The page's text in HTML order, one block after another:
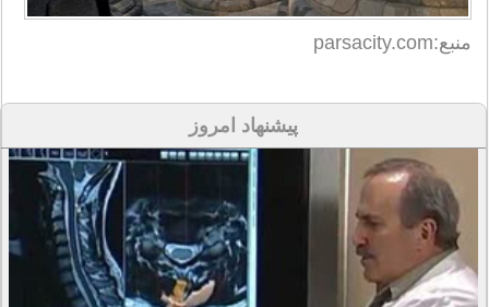
منبع:parsacity.com
پیشنهاد امروز